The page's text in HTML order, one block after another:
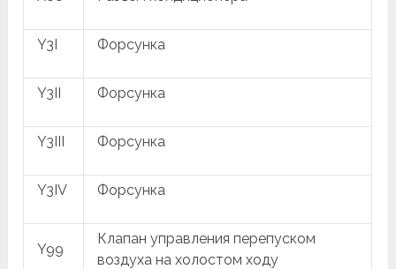
Y3I Форсунка
Y3II Форсунка
Y3III Форсунка
Y3IV Форсунка
Y99
Клапан управления перепуском
воздуха на холостом ходу